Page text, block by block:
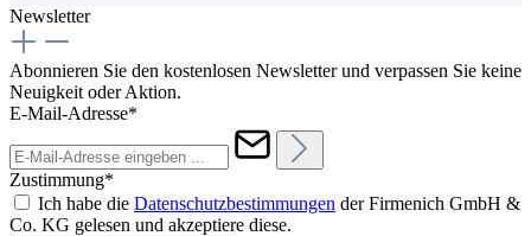
Newsletter
Abonnieren Sie den kostenlosen Newsletter und verpassen Sie keine
Neuigkeit oder Aktion.
E-Mail-Adresse*
Zustimmung*
Ich habe die Datenschutzbestimmungen der Firmenich GmbH &
Co. KG gelesen und akzeptiere diese.